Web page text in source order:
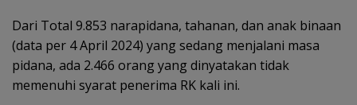
Dari Total 9.853 narapidana, tahanan, dan anak binaan
(data per 4 April 2024) yang sedang menjalani masa
pidana, ada 2.466 orang yang dinyatakan tidak
memenuhi syarat penerima RK kali ini.